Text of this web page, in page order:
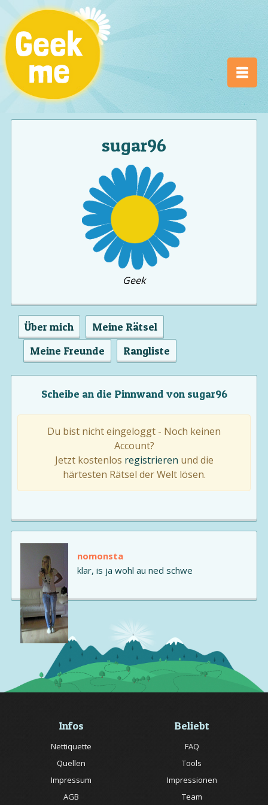
sugar96
Geek
Über mich
Meine Rätsel
Meine Freunde
Rangliste
Scheibe an die Pinnwand von sugar96
Du bist nicht eingeloggt - Noch keinen
Account?
Jetzt kostenlos registrieren und die
härtesten Rätsel der Welt lösen.
nomonsta
klar, is ja wohl au ned schwe
Infos
Nettiquette
Quellen
Impressum
AGB
Beliebt
FAQ
Tools
Impressionen
Team